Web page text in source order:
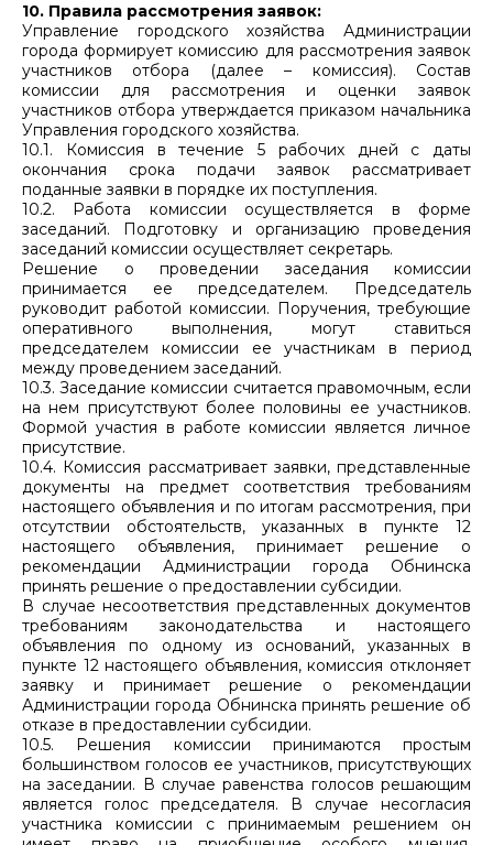
10. Правила рассмотрения заявок:
Управление городского хозяйства Администрации
города формирует комиссию для рассмотрения заявок
участников отбора (далее – комиссия). Состав
комиссии для рассмотрения и оценки заявок
участников отбора утверждается приказом начальника
Управления городского хозяйства.
10.1. Комиссия в течение 5 рабочих дней с даты
окончания срока подачи заявок рассматривает
поданные заявки в порядке их поступления.
10.2. Работа комиссии осуществляется в форме
заседаний. Подготовку и организацию проведения
заседаний комиссии осуществляет секретарь.
Решение о проведении заседания комиссии
принимается ее председателем. Председатель
руководит работой комиссии. Поручения, требующие
оперативного выполнения, могут ставиться
председателем комиссии ее участникам в период
между проведением заседаний.
10.3. Заседание комиссии считается правомочным, если
на нем присутствуют более половины ее участников.
Формой участия в работе комиссии является личное
присутствие.
10.4. Комиссия рассматривает заявки, представленные
документы на предмет соответствия требованиям
настоящего объявления и по итогам рассмотрения, при
отсутствии обстоятельств, указанных в пункте 12
настоящего объявления, принимает решение о
рекомендации Администрации города Обнинска
принять решение о предоставлении субсидии.
В случае несоответствия представленных документов
требованиям законодательства и настоящего
объявления по одному из оснований, указанных в
пункте 12 настоящего объявления, комиссия отклоняет
заявку и принимает решение о рекомендации
Администрации города Обнинска принять решение об
отказе в предоставлении субсидии.
10.5. Решения комиссии принимаются простым
большинством голосов ее участников, присутствующих
на заседании. В случае равенства голосов решающим
является голос председателя. В случае несогласия
участника комиссии с принимаемым решением он